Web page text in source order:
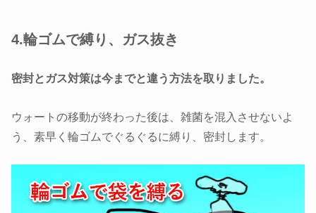
4.輪ゴムで縛り、ガス抜き
密封とガス対策は今までと違う方法を取りました。
ウォートの移動が終わった後は、雑菌を混入させないよ
う、素早く輪ゴムでぐるぐるに縛り、密封します。